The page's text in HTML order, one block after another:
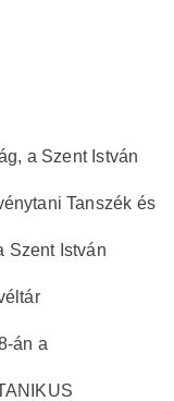
a Szent István
Tanszék és
Szent István
án a